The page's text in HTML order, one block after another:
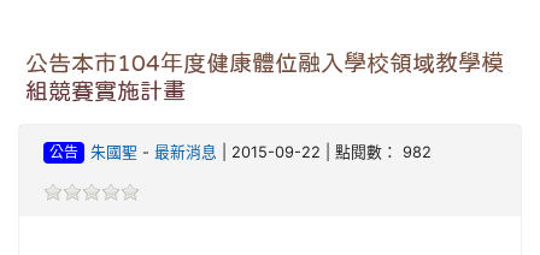
公告本市104年度健康體位融入學校領域教學模
組競賽實施計畫
公告 朱國聖 - 最新消息 | 2015-09-22 | 點閱數： 982